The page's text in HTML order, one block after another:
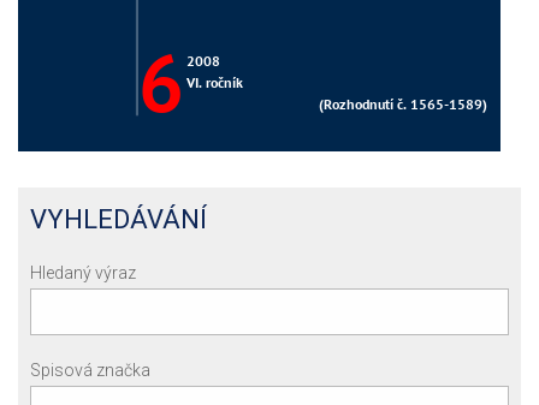
VYHLEDÁVÁNÍ
Hledaný výraz
Spisová značka